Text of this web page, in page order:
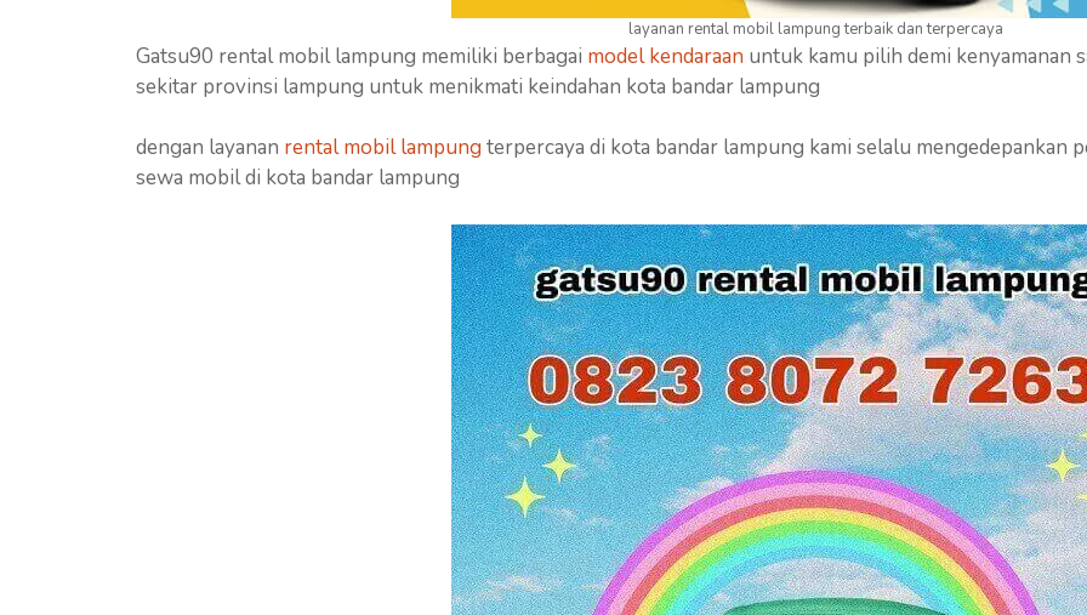
layanan rental mobil lampung terbaik dan terpercaya
Gatsu90 rental mobil lampung memiliki berbagai model kendaraan untuk kamu pilih demi kenyamanan
sekitar provinsi lampung untuk menikmati keindahan kota bandar lampung
dengan layanan rental mobil lampung terpercaya di kota bandar lampung kami selalu mengedepankan
sewa mobil di kota bandar lampung